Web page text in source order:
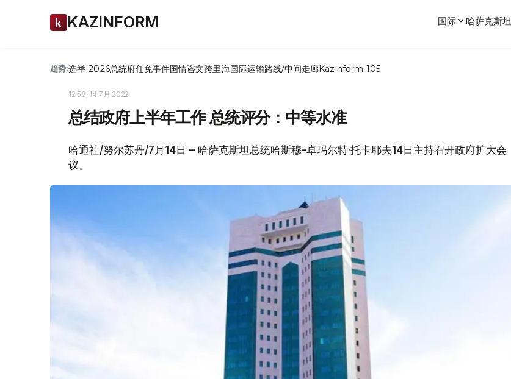
KAZINFORM 国际 哈萨克斯坦
趋势:选举-2026总统府任免事件国情咨文跨里海国际运输路线/中间走廊Kazinform-105
12:58, 14 7月 2022
总结政府上半年工作 总统评分：中等水准
哈通社/努尔苏丹/7月14日 – 哈萨克斯坦总统哈斯穆-卓玛尔特·托卡耶夫14日主持召开政府扩大会
议。